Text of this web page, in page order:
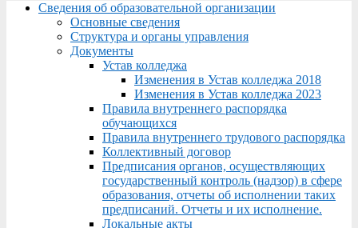
Menu
Сведения об образовательной организации
Основные сведения
Структура и органы управления
Документы
Устав колледжа
Изменения в Устав колледжа 2018
Изменения в Устав колледжа 2023
Правила внутреннего распорядка
обучающихся
Правила внутреннего трудового распорядка
Коллективный договор
Предписания органов, осуществляющих
государственный контроль (надзор) в сфере
образования, отчеты об исполнении таких
предписаний. Отчеты и их исполнение.
Локальные акты